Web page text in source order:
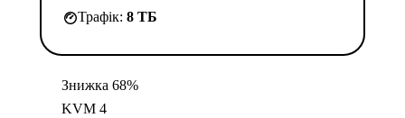
Трафік: 8 TБ
Знижка 68%
KVM 4